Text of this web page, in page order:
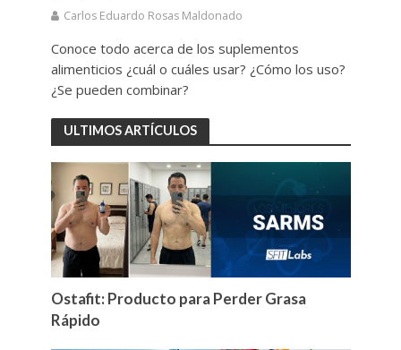
Carlos Eduardo Rosas Maldonado
Conoce todo acerca de los suplementos
alimenticios ¿cuál o cuáles usar? ¿Cómo los uso?
¿Se pueden combinar?
ULTIMOS ARTÍCULOS
Ostafit: Producto para Perder Grasa
Rápido